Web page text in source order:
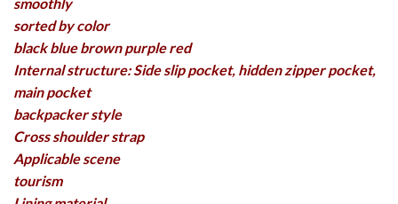
sorted by color
black blue brown purple red
Internal structure: Side slip pocket, hidden zipper pocket,
main pocket
backpacker style
Cross shoulder strap
Applicable scene
tourism